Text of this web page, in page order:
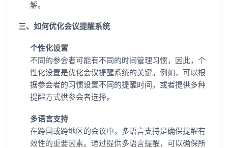
解。
三、如何优化会议提醒系统
个性化设置
不同的参会者可能有不同的时间管理习惯，因此，个
性化设置是优化会议提醒系统的关键。例如，可以根
据参会者的习惯设置不同的提醒时间，或者提供多种
提醒方式供参会者选择。
多语言支持
在跨国或跨地区的会议中，多语言支持是确保提醒有
效性的重要因素。通过提供多语言提醒，可以确保所